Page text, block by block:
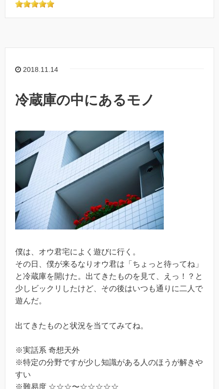
2018.11.14
冷蔵庫の中にあるモノ
僕は、オウ君宅によく遊びに行く。
その日、僕が来るなりオウ君は「ちょっと待ってね」
と冷蔵庫を開けた。出てきたものを見て、えっ！？と
少しビックリしたけど、その後はいつも通りに二人で
遊んだ。
出てきたものと状況を当ててみてね。
※実話系 奇想天外
※特定の分野ですが少し知識がある人のほうが解きや
すい
※難易度 ☆☆☆〜☆☆☆☆☆